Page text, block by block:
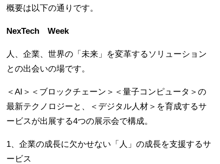
概要は以下の通りです。
NexTech Week
人、企業、世界の「未来」を変革するソリューション
との出会いの場です。
＜AI＞＜ブロックチェーン＞＜量子コンピュータ＞の
最新テクノロジーと、＜デジタル人材＞を育成するサ
ービスが出展する4つの展示会で構成。
1、企業の成長に欠かせない「人」の成長を支援するサ
ービス